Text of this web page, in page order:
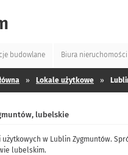
budowlane Biura nieruchomości
» Lokale użytkowe »
lubelskie
w Lublin Zygmuntów.
lubelskim.